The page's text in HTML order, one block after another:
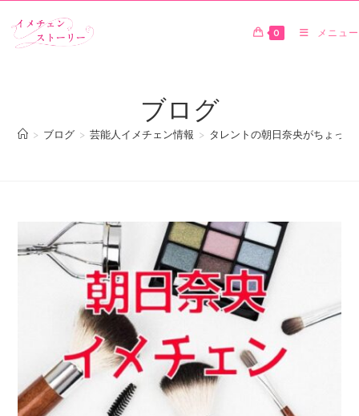
0 メニュー
ブログ
> ブログ > 芸能人イメチェン情報 > タレントの朝日奈央がちょっ